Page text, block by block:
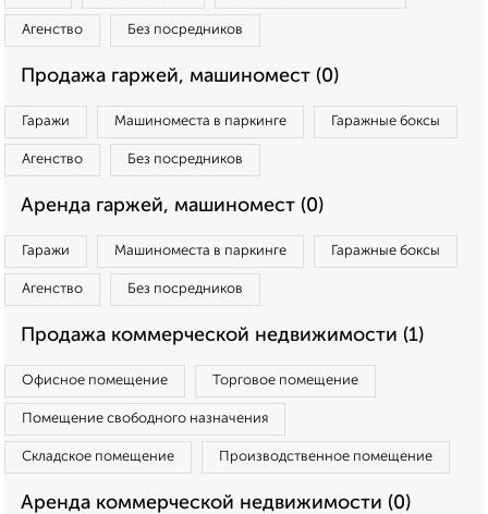
Агенство Без посредников
Продажа гаржей, машиномест (0)
Гаражи Машиноместа в паркинге Гаражные боксы
Агенство Без посредников
Аренда гаржей, машиномест (0)
Гаражи Машиноместа в паркинге Гаражные боксы
Агенство Без посредников
Продажа коммерческой недвижимости (1)
Офисное помещение Торговое помещение
Помещение свободного назначения
Складское помещение Производственное помещение
Аренда коммерческой недвижимости (0)